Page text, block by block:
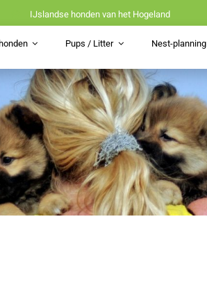
IJslandse honden van het Hogeland
Pups / Litter Nest-planning